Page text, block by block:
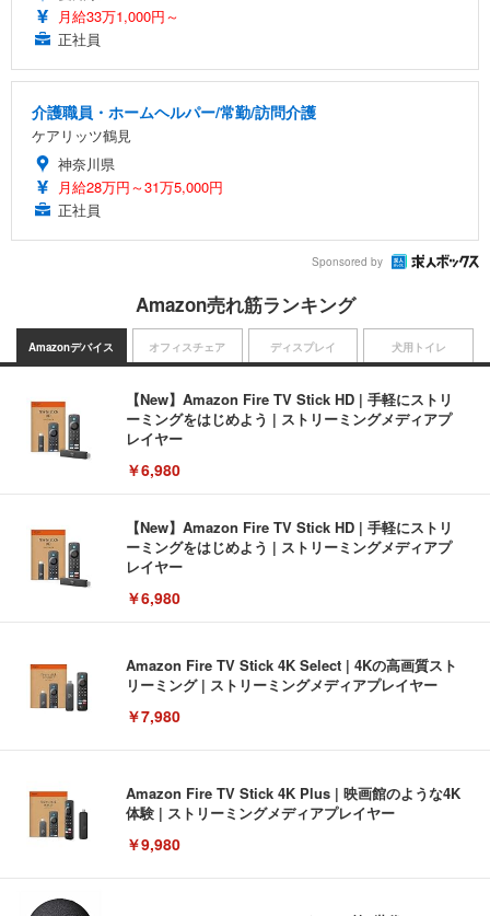
月給33万1,000円～
正社員
介護職員・ホームヘルパー/常勤/訪問介護
ケアリッツ鶴見
神奈川県
月給28万円～31万5,000円
正社員
Sponsored by
Amazon売れ筋ランキング
Amazonデバイス
【New】Amazon Fire TV Stick HD | 手軽にストリ
ーミングをはじめよう | ストリーミングメディアプ
レイヤー
￥6,980
【New】Amazon Fire TV Stick HD | 手軽にストリ
ーミングをはじめよう | ストリーミングメディアプ
レイヤー
￥6,980
Amazon Fire TV Stick 4K Select | 4Kの高画質スト
リーミング | ストリーミングメディアプレイヤー
￥7,980
Amazon Fire TV Stick 4K Plus | 映画館のような4K
体験 | ストリーミングメディアプレイヤー
￥9,980
オフィスチェア ディスプレイ 犬用トイレ